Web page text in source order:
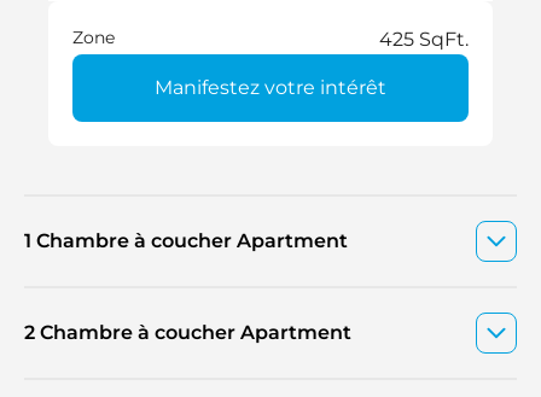
Zone 425 SqFt.
Manifestez votre intérêt
1 Chambre à coucher Apartment
2 Chambre à coucher Apartment